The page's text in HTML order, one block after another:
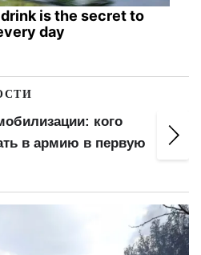
is the secret to
day
кого
в армию в первую